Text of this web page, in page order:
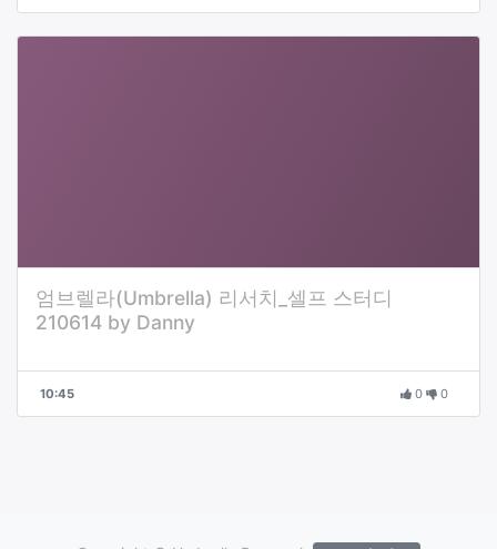
엄브렐라(Umbrella) 리서치_셀프 스터디
210614 by Danny
10:45 0 0